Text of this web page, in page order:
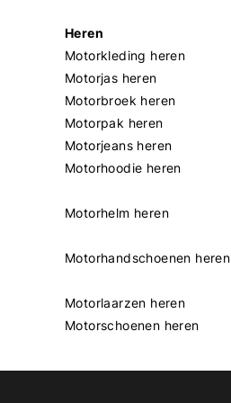
Heren
Motorkleding heren
Motorjas heren
Motorbroek heren
Motorpak heren
Motorjeans heren
Motorhoodie heren
Motorhelm heren
Motorhandschoenen heren
Motorlaarzen heren
Motorschoenen heren